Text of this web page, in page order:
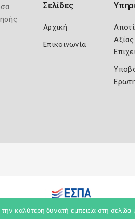
Σελίδες
Αρχική
Επικοινωνία
Αξίας
καλύτερη δυνατή εμπειρία στη